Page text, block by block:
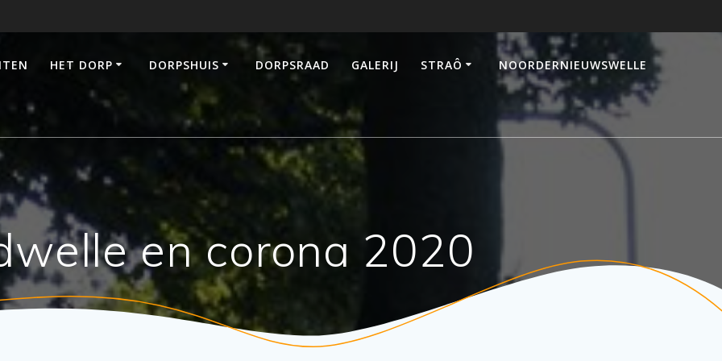
HET DORP DORPSHUIS DORPSRAAD GALERIJ STRAÔ NOORDERNIEUWSWELLE
en corona 2020